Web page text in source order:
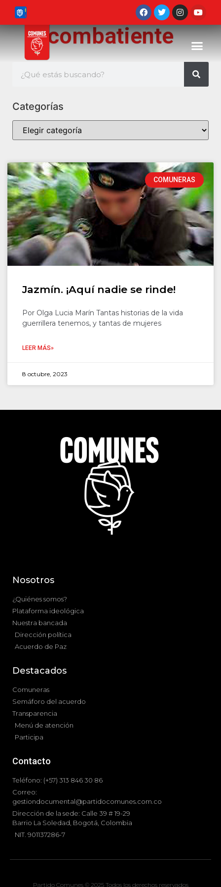
combatiente
Categorías
COMUNERAS
Jazmín. ¡Aquí nadie se rinde!
Por Olga Lucia Marín Tantas historias de la vida
guerrillera tenemos, y tantas de mujeres
LEER MÁS»
8 octubre, 2023
Nosotros
¿Quiénes somos?
Plataforma ideológica
Nuestra bancada
Dirección política
Acuerdo de Paz
Destacados
Comuneras
Semáforo del acuerdo
Transparencia
Menú de atención
Participa
Contacto
Teléfono: (+57) 313 846 30 86
Correo:
gestiondocumental@partidocomunes.com.co
Dirección de la sede: Calle 39 # 19-29
Barrio La Soledad, Bogotá, Colombia
NIT. 901137286-7
Partido Comunes © 2025 Todos los derechos reservados